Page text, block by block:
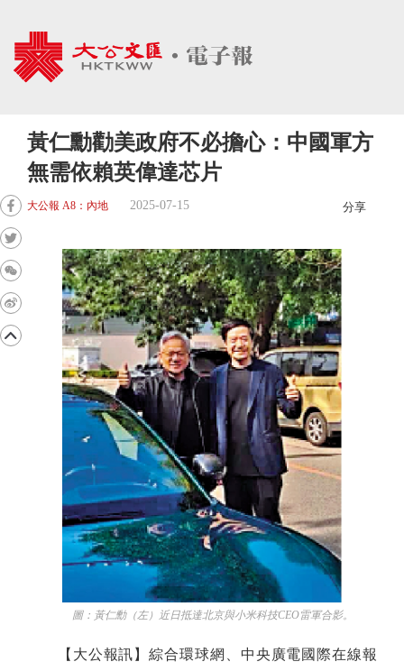
黃仁勳勸美政府不必擔心：中國軍方
無需依賴英偉達芯片
大公報 A8：內地 2025-07-15 分享
圖：黃仁勳（左）近日抵達北京與小米科技CEO雷軍合影。
【大公報訊】綜合環球網、中央廣電國際在線報